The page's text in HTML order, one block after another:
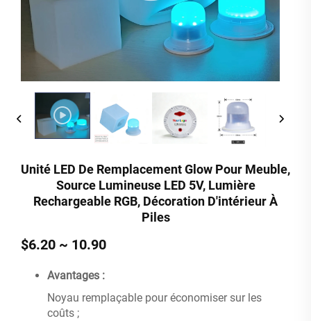
Unité LED De Remplacement Glow Pour Meuble,
Source Lumineuse LED 5V, Lumière
Rechargeable RGB, Décoration D'intérieur À
Piles
$6.20 ~ 10.90
Avantages :
Noyau remplaçable pour économiser sur les
coûts ;